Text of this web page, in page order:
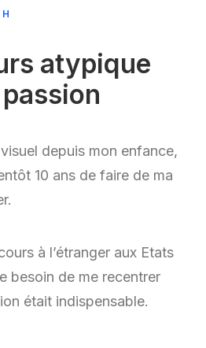
atypique
depuis mon enfance,
10 ans de faire de ma
à l’étranger aux Etats
besoin de me recentrer
était indispensable.